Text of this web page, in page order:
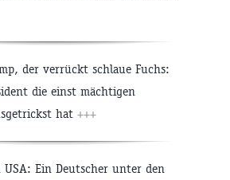
der verrückt schlaue Fuchs:
die einst mächtigen
hat +++
USA: Ein Deutscher unter den